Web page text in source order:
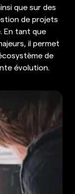
que sur des
de projets
En tant que
il permet
de
évolution.